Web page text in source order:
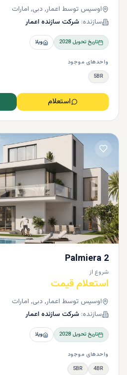
اوسیس توسط اعمار, دبی, امارات
سازنده: شرکت سازنده اعمار
تاریخ تحویل2028 ویلا
واحدهای موجود
5BR
استعلام
Palmiera 2
شروع از
استعلام قیمت
اوسیس توسط اعمار, دبی, امارات
سازنده: شرکت سازنده اعمار
تاریخ تحویل2028 ویلا
واحدهای موجود
4BR
5BR